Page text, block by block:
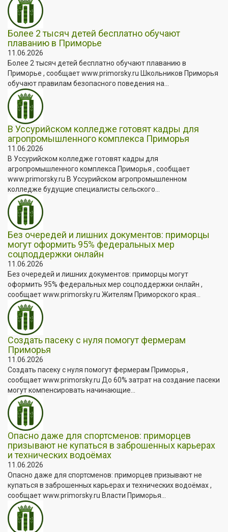
Более 2 тысяч детей бесплатно обучают
плаванию в Приморье
11.06.2026
Более 2 тысяч детей бесплатно обучают плаванию в
Приморье , сообщает www.primorsky.ru Школьников Приморья
обучают правилам безопасного поведения на...
В Уссурийском колледже готовят кадры для
агропромышленного комплекса Приморья
11.06.2026
В Уссурийском колледже готовят кадры для
агропромышленного комплекса Приморья , сообщает
www.primorsky.ru В Уссурийском агропромышленном
колледже будущие специалисты сельского...
Без очередей и лишних документов: приморцы
могут оформить 95% федеральных мер
соцподдержки онлайн
11.06.2026
Без очередей и лишних документов: приморцы могут
оформить 95% федеральных мер соцподдержки онлайн ,
сообщает www.primorsky.ru Жителям Приморского края...
Создать пасеку с нуля помогут фермерам
Приморья
11.06.2026
Создать пасеку с нуля помогут фермерам Приморья ,
сообщает www.primorsky.ru До 60% затрат на создание пасеки
могут компенсировать начинающие...
Опасно даже для спортсменов: приморцев
призывают не купаться в заброшенных карьерах
и технических водоёмах
11.06.2026
Опасно даже для спортсменов: приморцев призывают не
купаться в заброшенных карьерах и технических водоёмах ,
сообщает www.primorsky.ru Власти Приморья...